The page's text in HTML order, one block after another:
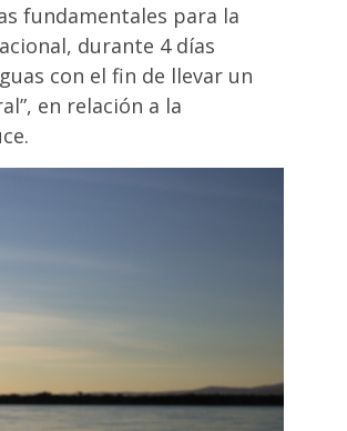
fundamentales para la
durante 4 días
con el fin de llevar un
en relación a la